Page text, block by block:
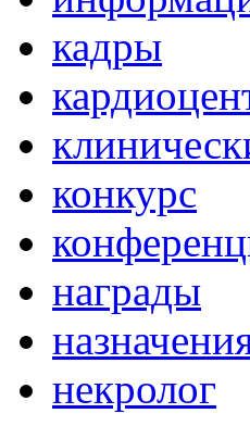
кадры
конкурс
награды
некролог